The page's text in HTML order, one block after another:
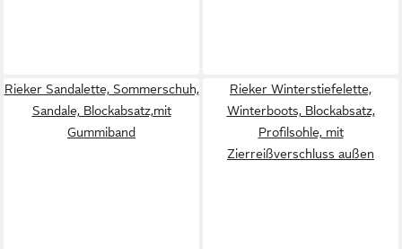
Rieker Sandalette, Sommerschuh,
Sandale, Blockabsatz,mit
Gummiband
Rieker Winterstiefelette,
Winterboots, Blockabsatz,
Profilsohle, mit
Zierreißverschluss außen